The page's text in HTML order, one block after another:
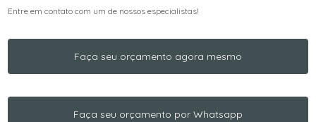
Entre em contato com um de nossos especialistas!
Faça seu orçamento agora mesmo
Faça seu orçamento por Whatsapp